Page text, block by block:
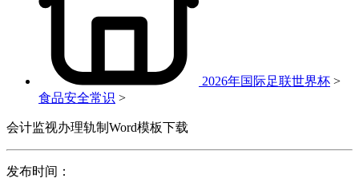
2026年国际足联世界杯 >
食品安全常识 >
会计监视办理轨制Word模板下载
发布时间：